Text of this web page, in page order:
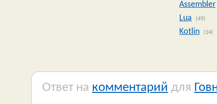
Assembler
Lua
(49)
Kotlin (14)
Ответ на комментарий для